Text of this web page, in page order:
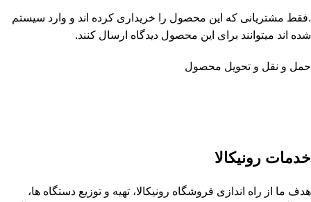
.فقط مشتریانی که این محصول را خریداری کرده اند و وارد سیستم
شده اند میتوانند برای این محصول دیدگاه ارسال کنند.
حمل و نقل و تحویل محصول
خدمات رونیکالا
هدف ما از راه اندازی فروشگاه رونیکالا، تهیه و توزیع دستگاه ها،